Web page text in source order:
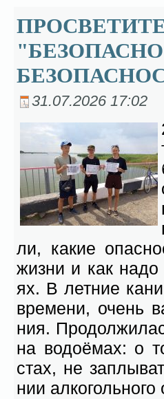
31.07.2026 17:02
ли, ка­кие
жиз­ни и как
ях. В лет­ние
вре­ме­ни, очень
ния.
на во­до­ё­мах: о
стах, не
нии